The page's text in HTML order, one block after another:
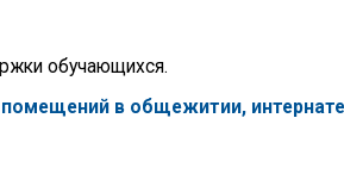
обучающихся.
в общежитии,